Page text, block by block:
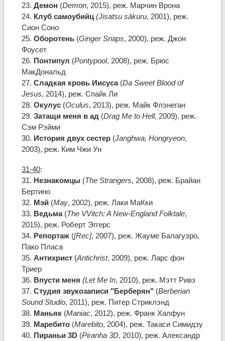
23. Демон (Demon, 2015), реж. Марчин Врона
24. Клуб самоубийц (Jisatsu sâkuru, 2001), реж.
Сион Соно
25. Оборотень(Ginger Snaps, 2000), реж. Джон
Фоусет
26. Понтипул (Pontypool, 2008), реж. Брюс
МакДональд
27. Сладкая кровь Иисуса(Da Sweet Blood of
Jesus, 2014), реж. Спайк Ли
28. Окулус(Oculus, 2013), реж. Майк Флэнеган
29. Затащи меня в ад (Drag Me to Hell, 2009), реж.
Сэм Рэйми
30. История двух сестер(Janghwa, Hongryeon,
2003), реж. Ким Чжи Ун
31-40:
31. Незнакомцы (The Strangers, 2008), реж. Брайан
Бертино
32. Мэй (May, 2002), реж. Лаки МаКки
33. Ведьма(The VVitch: A New-England Folktale,
2015), реж. Роберт Эггерс
34. Репортаж([Rec], 2007), реж. Жауме Балагуэро,
Пако Пласа
35. Антихрист(Antichrist, 2009), реж. Ларс фон
Триер
36. Впусти меня (Let Me In, 2010), реж. Мэтт Ривз
37. Студия звукозаписи "Берберян" (Berberian
Sound Studio, 2011), реж. Питер Стриклэнд
38. Маньяк(Maniac, 2012), реж. Франк Халфун
39. Маребито(Marebito, 2004), реж. Такаси Симидзу
40. Пираньи 3D(Piranha 3D, 2010), реж. Александр